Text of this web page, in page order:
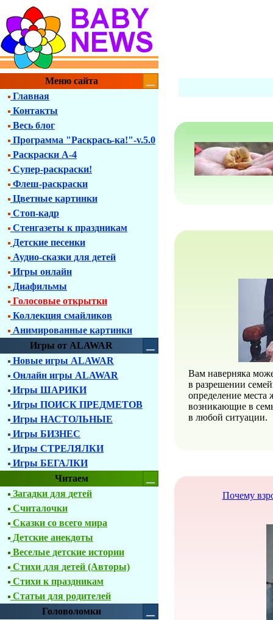
Меню сайта
Главная
Контакты
Весь блог
Программа "Раскрась-ка!"-v.5.0
Раскраски А-4
Супер-раскраски!
Флеш-раскраски
Цветные картинки
Стоп-кадр
Стенгазеты к праздникам
Детские песенки
Аудио-сказки для детей
Игры онлайн
Диафильмы
Голосовые открытки
Коллекция смайликов
Анимированные картинки
Игры от ALAWAR
Новые игры ALAWAR
Онлайн игры ALAWAR
Игры ШАРИКИ
Игры ПОИСК ПРЕДМЕТОВ
Игры НАСТОЛЬНЫЕ
Игры БИЗНЕС
Игры СТРЕЛЯЛКИ
Игры БЕГАЛКИ
Читаем
Загадки для детей
Считалочки
Сказки со всего мира
Детские анекдоты
Веселые детские истории
Стихи для детей (Авторы)
Стихи к праздникам
Статьи для родителей
Головоломки
Вам наверняка
в разрешении
определение места
возникающие в
в любой ситуации.
Почему